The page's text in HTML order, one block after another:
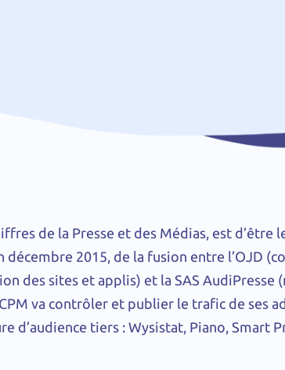
de la Presse et des Médias, est d’être
décembre 2015, de la fusion entre l’OJD
des sites et applis) et la SAS AudiPresse
va contrôler et publier le trafic de ses
d’audience tiers : Wysistat, Piano, Smart